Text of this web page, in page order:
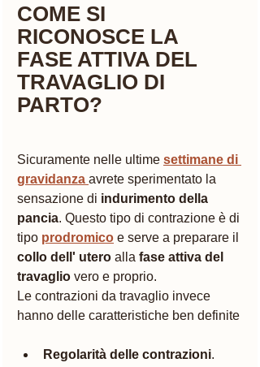
COME SI
RICONOSCE LA
FASE ATTIVA DEL
TRAVAGLIO DI
PARTO?
Sicuramente nelle ultime settimane di
gravidanza avrete sperimentato la
sensazione di indurimento della
pancia. Questo tipo di contrazione è di
tipo prodromico e serve a preparare il
collo dell' utero alla fase attiva del
travaglio vero e proprio.
Le contrazioni da travaglio invece
hanno delle caratteristiche ben definite
Regolarità delle contrazioni.